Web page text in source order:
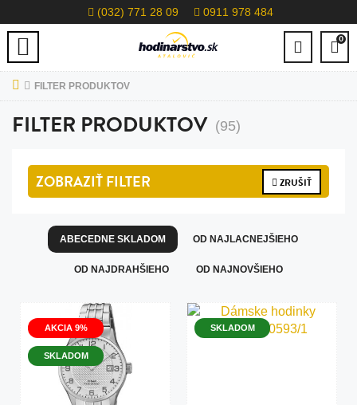
(032) 771 28 09 0911 978 484
0
FILTER PRODUKTOV
FILTER PRODUKTOV (95)
ZOBRAZIŤFILTER ZRUŠIŤ
ABECEDNE SKLADOM OD NAJLACNEJŠIEHO
OD NAJDRAHŠIEHO OD NAJNOVŠIEHO
AKCIA 9%
SKLADOM
SKLADOM